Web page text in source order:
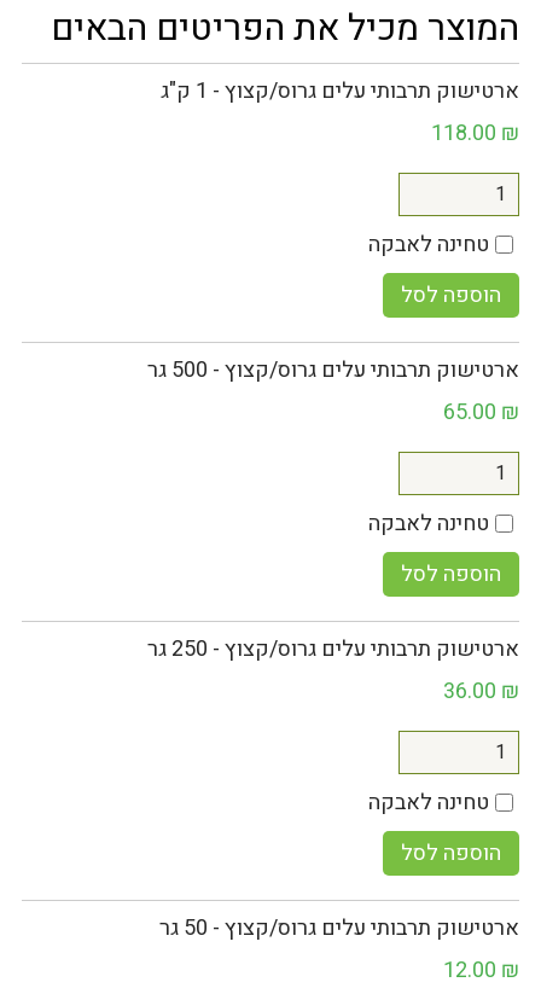
המוצר מכיל את הפריטים הבאים
ארטישוק תרבותי עלים גרוס/קצוץ - 1 ק"ג
118.00 ₪
טחינה לאבקה
הוספה לסל
ארטישוק תרבותי עלים גרוס/קצוץ - 500 גר
65.00 ₪
טחינה לאבקה
הוספה לסל
ארטישוק תרבותי עלים גרוס/קצוץ - 250 גר
36.00 ₪
טחינה לאבקה
הוספה לסל
ארטישוק תרבותי עלים גרוס/קצוץ - 50 גר
12.00 ₪